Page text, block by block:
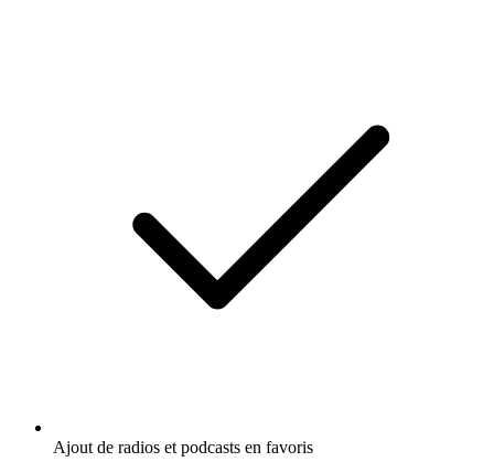
Ajout de radios et podcasts en favoris